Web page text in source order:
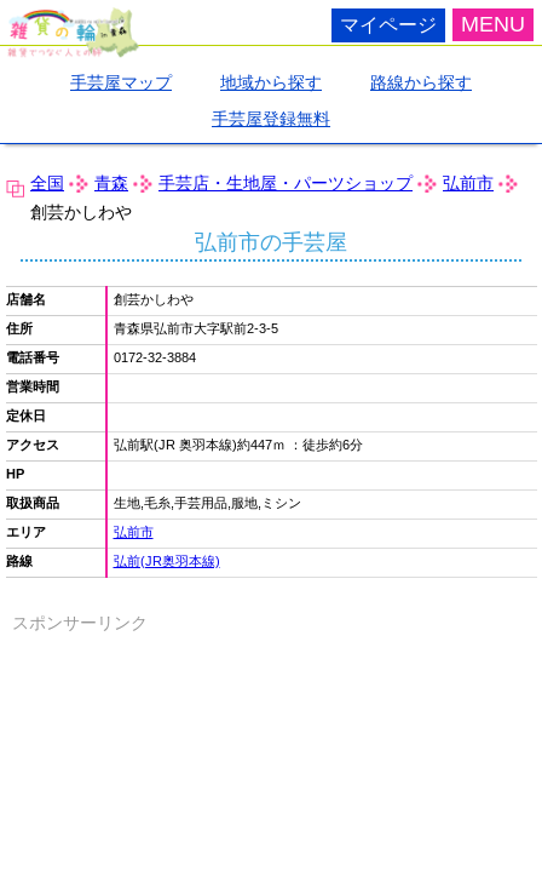
MENU
マイページ
手芸屋マップ 地域から探す
路線から探す
手芸屋登録無料
全国 青森 手芸店・生地屋・パーツショップ
弘前市
創芸かしわや
弘前市の手芸屋
店舗名
創芸かしわや
住所
青森県弘前市大字駅前2-3-5
電話番号
0172-32-3884
営業時間
定休日
アクセス
弘前駅(JR 奥羽本線)約447ｍ ：徒歩約6分
HP
取扱商品
生地,毛糸,手芸用品,服地,ミシン
エリア
弘前市
路線
弘前(JR奥羽本線)
スポンサーリンク